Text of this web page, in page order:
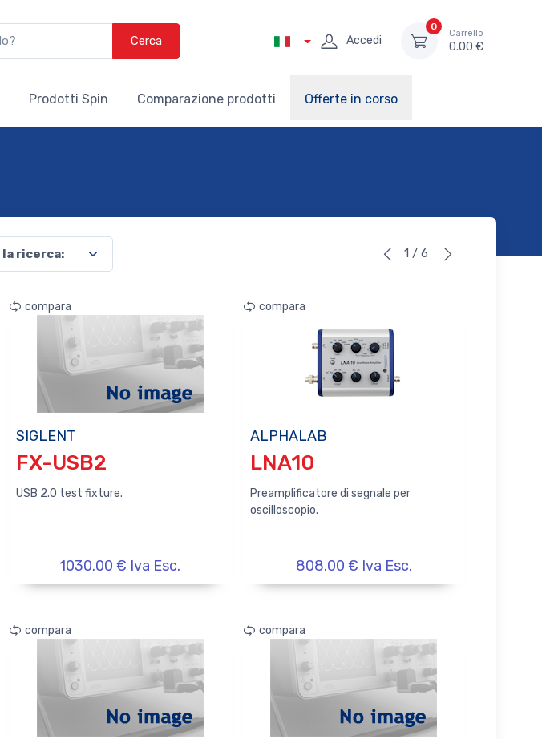
Cerca Accedi
0
Carrello
0.00 €
Prodotti Spin Comparazione prodotti Offerte in corso
1 / 6
compara
SIGLENT
FX-USB2
USB 2.0 test fixture.
1030.00 € Iva Esc.
compara
ALPHALAB
LNA10
Preamplificatore di segnale per
oscilloscopio.
808.00 € Iva Esc.
compara compara